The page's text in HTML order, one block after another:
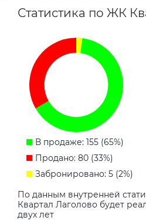
Статистика по ЖК
В продаже: 155 (65%)
Продано: 80 (33%)
Забронировано: 5 (2%)
По данным внутренней
Квартал Лаголово будет
двух лет